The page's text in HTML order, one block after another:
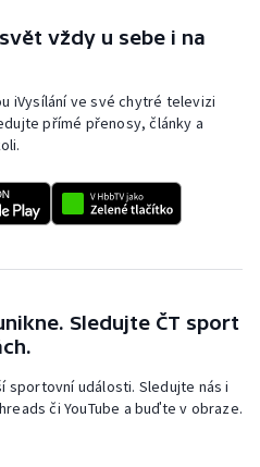
vždy u sebe i na
iVysílání ve své chytré televizi
přímé přenosy, články a
Sledujte ČT sport
sportovní události. Sledujte nás i
či YouTube a buďte v obraze.